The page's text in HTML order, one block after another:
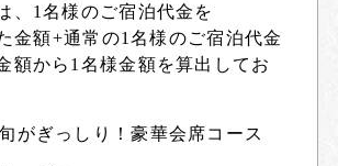
、1名様のご宿泊代金を
金額+通常の1名様のご宿泊代金
額から1名様金額を算出してお
がぎっしり！豪華会席コース